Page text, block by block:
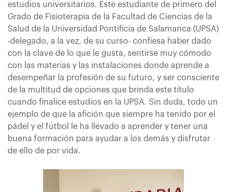
estudios universitarios. Este estudiante de primero del
Grado de Fisioterapia de la Facultad de Ciencias de la
Salud de la Universidad Pontificia de Salamanca (UPSA)
-delegado, a la vez, de su curso- confiesa haber dado
con la clave de lo que le gusta, sentirse muy cómodo
con las materias y las instalaciones donde aprende a
desempeñar la profesión de su futuro, y ser consciente
de la multitud de opciones que brinda este título
cuando finalice estudios en la UPSA. Sin duda, todo un
ejemplo de que la afición que siempre ha tenido por el
pádel y el fútbol le ha llevado a aprender y tener una
buena formación para ayudar a los demás y disfrutar
de ello de por vida.